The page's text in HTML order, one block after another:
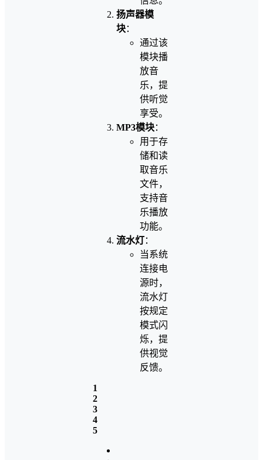
扬声器模
块：
通过该
模块播
放音
乐，提
供听觉
享受。
MP3模块：
用于存
储和读
取音乐
文件，
支持音
乐播放
功能。
流水灯：
当系统
连接电
源时，
流水灯
按规定
模式闪
烁，提
供视觉
反馈。
1
2
3
4
5